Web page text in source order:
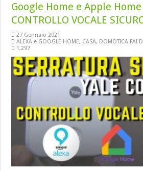
Google Home e Apple
CONTROLLO VOCALE
27 Gennaio 2021
ALEXA e GOOGLE HOME, CASA, DOMOTICA FAI
1,297